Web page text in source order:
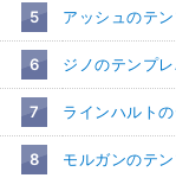
5 アッシュのテ
6 ジノのテンプ
7 ラインハルト
8 モルガンのテ